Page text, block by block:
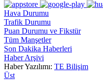
Hava Durumu
Trafik Durumu
Puan Durumu ve Fikstür
Tüm Manşetler
Son Dakika Haberleri
Haber Arşivi
Haber Yazılımı: TE Bilişim
Üst